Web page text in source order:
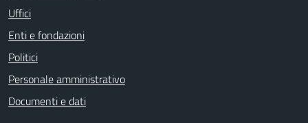
Uffici
Enti e fondazioni
Politici
Personale amministrativo
Documenti e dati